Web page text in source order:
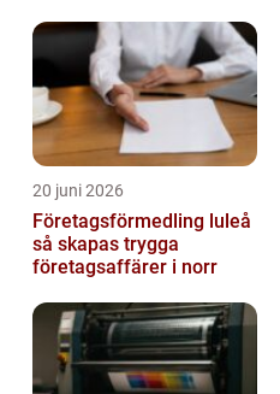
20 juni 2026
Företagsförmedling luleå
så skapas trygga
företagsaffärer i norr